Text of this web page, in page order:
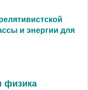
и энергии для
физика